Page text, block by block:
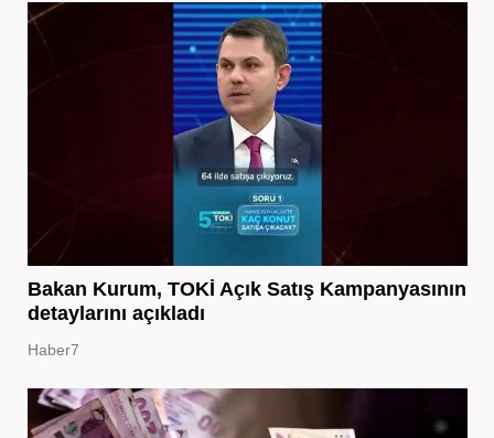
Bakan Kurum, TOKİ Açık Satış Kampanyasının
detaylarını açıkladı
Haber7